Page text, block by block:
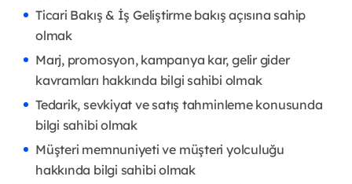
Ticari Bakış & İş Geliştirme bakış açısına sahip
olmak
Marj, promosyon, kampanya kar, gelir gider
kavramları hakkında bilgi sahibi olmak
Tedarik, sevkiyat ve satış tahminleme konusunda
bilgi sahibi olmak
Müşteri memnuniyeti ve müşteri yolculuğu
hakkında bilgi sahibi olmak